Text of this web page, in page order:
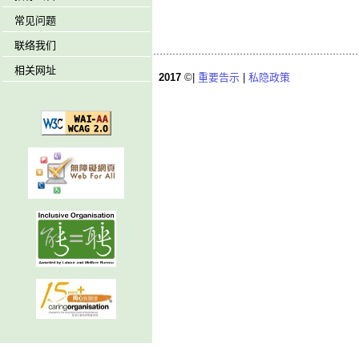
常见问题
联络我们
相关网址
2017 ©| 重要告示 私隐政策